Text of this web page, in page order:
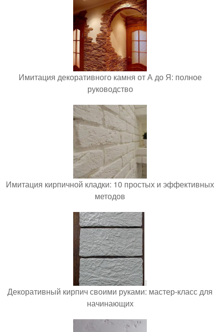
Имитация декоративного камня от А до Я: полное
руководство
Имитация кирпичной кладки: 10 простых и эффективных
методов
Декоративный кирпич своими руками: мастер-класс для
начинающих